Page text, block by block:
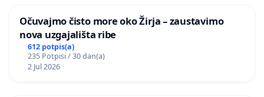
Očuvajmo čisto more oko Žirja – zaustavimo
nova uzgajališta ribe
612 potpis(a)
235 Potpisi / 30 dan(a)
2 Jul 2026